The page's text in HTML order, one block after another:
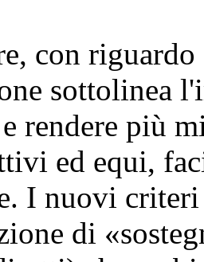
con
sottolinea
rendere più
ed equi,
I nuovi criteri
di